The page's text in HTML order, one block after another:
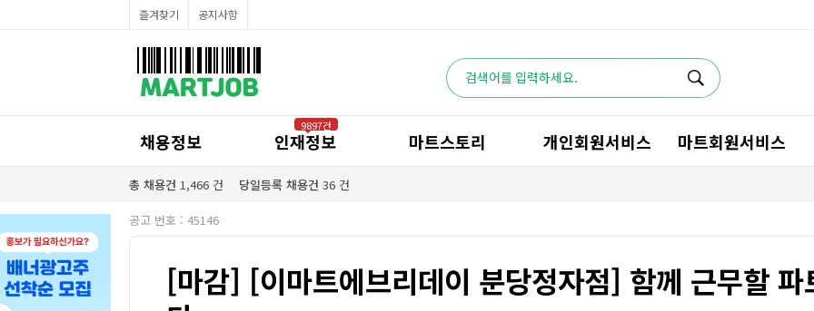
공산직원채용정보
농산/야채청과직원채용정보
수산직원채용정보
즐겨찾기 공지사항
채용정보 인재정보
9897건
마트스토리 개인회원서비스 마트회원서비스
총 채용건 1,466 건 당일등록 채용건 36 건
공고 번호 : 45146
[마감] [이마트에브리데이 분당정자점] 함께 근무할